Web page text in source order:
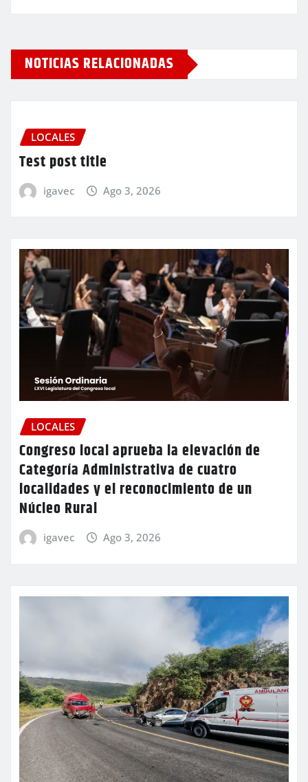
NOTICIAS RELACIONADAS
LOCALES
Test post title
igavec Ago 3, 2026
LOCALES
Congreso local aprueba la elevación de
Categoría Administrativa de cuatro
localidades y el reconocimiento de un
Núcleo Rural
igavec Ago 3, 2026